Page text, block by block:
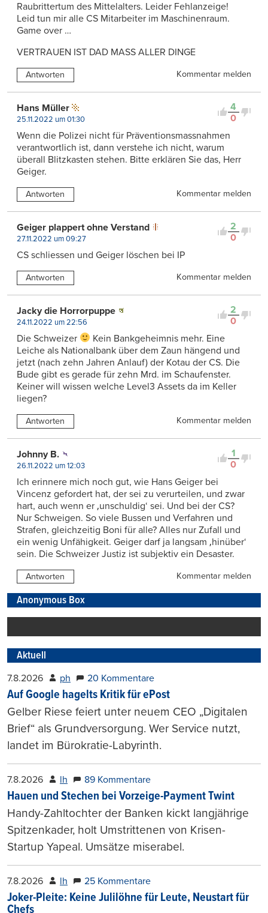
Raubrittertum des Mittelalters. Leider Fehlanzeige!
Leid tun mir alle CS Mitarbeiter im Maschinenraum.
Game over …
VERTRAUEN IST DAD MASS ALLER DINGE
Antworten Kommentar melden
4
0
Hans Müller
25.11.2022 um 01:30
Wenn die Polizei nicht für Präventionsmassnahmen
verantwortlich ist, dann verstehe ich nicht, warum
überall Blitzkasten stehen. Bitte erklären Sie das, Herr
Geiger.
Antworten Kommentar melden
2
0
Geiger plappert ohne Verstand
27.11.2022 um 09:27
CS schliessen und Geiger löschen bei IP
Antworten Kommentar melden
2
0
Jacky die Horrorpuppe
24.11.2022 um 22:56
Die Schweizer
Kein Bankgeheimnis mehr. Eine
Leiche als Nationalbank über dem Zaun hängend und
jetzt (nach zehn Jahren Anlauf) der Kotau der CS. Die
Bude gibt es gerade für zehn Mrd. im Schaufenster.
Keiner will wissen welche Level3 Assets da im Keller
liegen?
Antworten Kommentar melden
1
0
Johnny B.
26.11.2022 um 12:03
Ich erinnere mich noch gut, wie Hans Geiger bei
Vincenz gefordert hat, der sei zu verurteilen, und zwar
hart, auch wenn er ‚unschuldig‘ sei. Und bei der CS?
Nur Schweigen. So viele Bussen und Verfahren und
Strafen, gleichzeitig Boni für alle? Alles nur Zufall und
ein wenig Unfähigkeit. Geiger darf ja langsam ‚hinüber‘
sein. Die Schweizer Justiz ist subjektiv ein Desaster.
Antworten Kommentar melden
Anonymous Box
Aktuell
7.8.2026 ph 20 Kommentare
Auf Google hagelts Kritik für ePost
Gelber Riese feiert unter neuem CEO „Digitalen
Brief“ als Grundversorgung. Wer Service nutzt,
landet im Bürokratie-Labyrinth.
7.8.2026 lh 89 Kommentare
Hauen und Stechen bei Vorzeige-Payment Twint
Handy-Zahltochter der Banken kickt langjährige
Spitzenkader, holt Umstrittenen von Krisen-
Startup Yapeal. Umsätze miserabel.
7.8.2026 lh 25 Kommentare
Joker-Pleite: Keine Julilöhne für Leute, Neustart für
Chefs